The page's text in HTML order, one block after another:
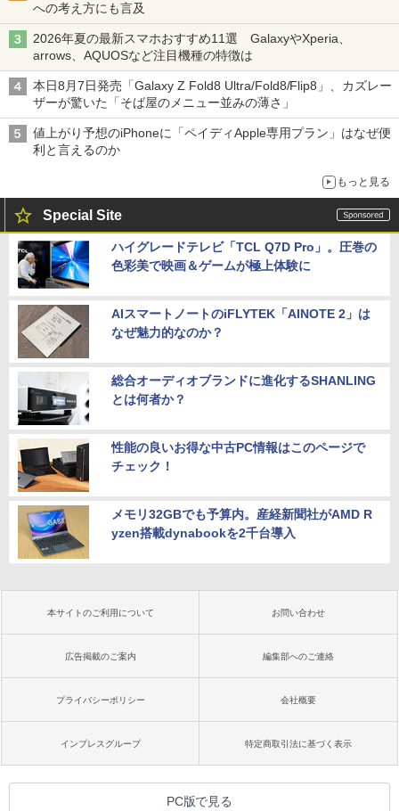
への考え方にも言及
2026年夏の最新スマホおすすめ11選 GalaxyやXperia、
arrows、AQUOSなど注目機種の特徴は
本日8月7日発売「Galaxy Z Fold8 Ultra/Fold8/Flip8」、カズレー
ザーが驚いた「そば屋のメニュー並みの薄さ」
値上がり予想のiPhoneに「ペイディApple専用プラン」はなぜ便
利と言えるのか
もっと見る
Special Site
ハイグレードテレビ「TCL Q7D Pro」。圧巻の
色彩美で映画＆ゲームが極上体験に
AIスマートノートのiFLYTEK「AINOTE 2」は
なぜ魅力的なのか？
総合オーディオブランドに進化するSHANLING
とは何者か？
性能の良いお得な中古PC情報はこのページで
チェック！
メモリ32GBでも予算内。産経新聞社がAMD R
yzen搭載dynabookを2千台導入
本サイトのご利用について お問い合わせ
広告掲載のご案内 編集部へのご連絡
プライバシーポリシー 会社概要
インプレスグループ 特定商取引法に基づく表示
PC版で見る